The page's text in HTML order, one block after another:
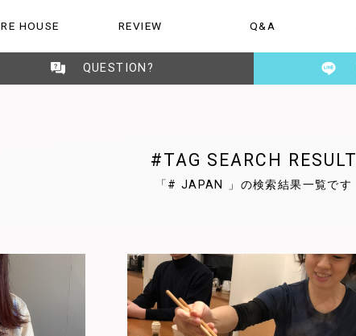
HOUSE REVIEW
ビュー Q&A
ご質問 お知らせ・日記
QUESTION?
#TAG SEARCH RESULT
「# JAPAN 」の検索結果一覧です